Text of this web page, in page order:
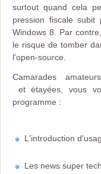
surtout quand cela
pression fiscale subit
Windows 8. Par
le risque de tomber
l'open-source.
Camarades
et étayées, vous
programme :
L'introduction
Les news super